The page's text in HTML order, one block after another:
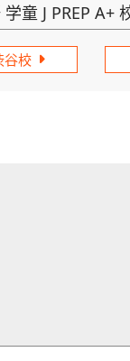
学童 J PREP A+
谷校